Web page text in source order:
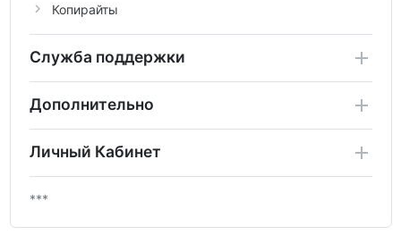
Копирайты
Служба поддержки
Дополнительно
Личный Кабинет
***